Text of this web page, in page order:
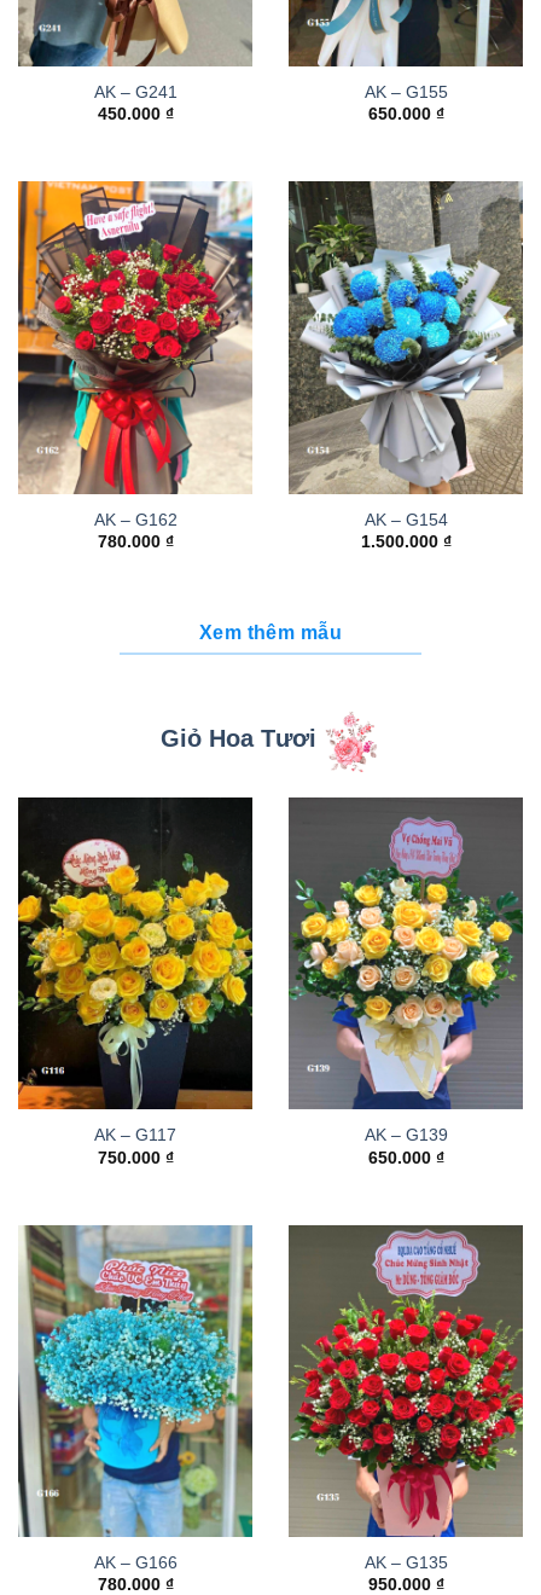
AK – G241
450.000 ₫
AK – G155
650.000 ₫
AK – G162
780.000 ₫
AK – G154
1.500.000 ₫
Xem thêm mẫu
Giỏ Hoa Tươi
AK – G117
750.000 ₫
AK – G139
650.000 ₫
AK – G166
780.000 ₫
AK – G135
950.000 ₫